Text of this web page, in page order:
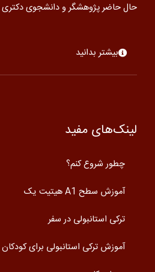
حال حاضر پژوهشگر و دانشجوی
بیشتر بدانید
لینک‌های مفید
چطور شروع کنم؟
آموزش سطح A1 هیتیت یک
ترکی استانبولی در سفر
آموزش ترکی استانبولی برای کودکان